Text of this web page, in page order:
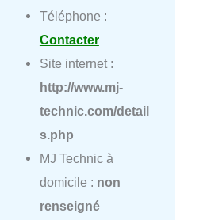
Téléphone :
Contacter
Site internet :
http://www.mj-
technic.com/detail
s.php
MJ Technic à
domicile : non
renseigné